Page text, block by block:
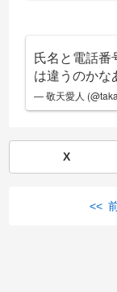
氏名と電話番
は違うのかな
— 敬天愛人
X
<<